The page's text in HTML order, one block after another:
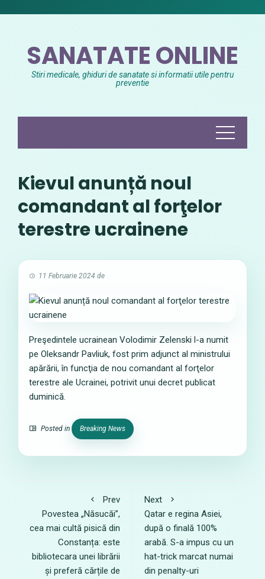
SANATATE ONLINE
Stiri medicale, ghiduri de sanatate si informatii utile pentru
preventie
Kievul anunță noul
comandant al forţelor
terestre ucrainene
11 Februarie 2024 de
Preşedintele ucrainean Volodimir Zelenski l-a numit
pe Oleksandr Pavliuk, fost prim adjunct al ministrului
apărării, în funcţia de nou comandant al forţelor
terestre ale Ucrainei, potrivit unui decret publicat
duminică.
Posted in Breaking News
Prev
Povestea „Năsucăi”,
cea mai cultă pisică din
Constanța: este
bibliotecara unei librării
și preferă cărțile de
Next
Qatar e regina Asiei,
după o finală 100%
arabă. S-a impus cu un
hat-trick marcat numai
din penalty-uri